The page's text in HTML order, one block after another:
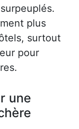
plus
surtout
pour
une